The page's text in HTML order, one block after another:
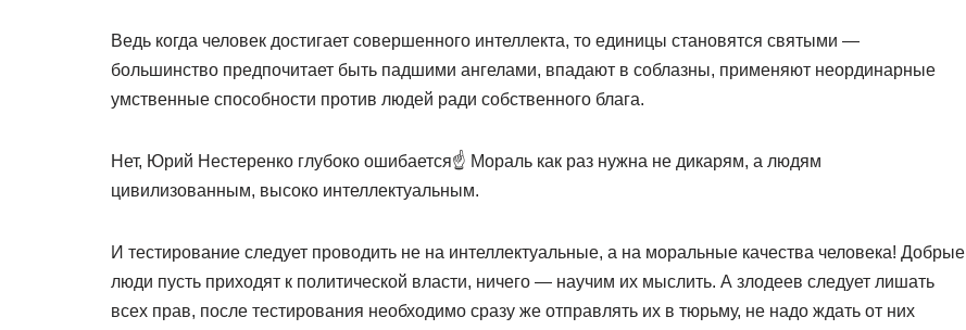
Ведь когда человек достигает совершенного интеллекта, то единицы становятся святыми —
большинство предпочитает быть падшими ангелами, впадают в соблазны, применяют неординарные
умственные способности против людей ради собственного блага.
Нет, Юрий Нестеренко глубоко ошибается☝️ Мораль как раз нужна не дикарям, а людям
цивилизованным, высоко интеллектуальным.
И тестирование следует проводить не на интеллектуальные, а на моральные качества человека! Добрые
люди пусть приходят к политической власти, ничего — научим их мыслить. А злодеев следует лишать
всех прав, после тестирования необходимо сразу же отправлять их в тюрьму, не надо ждать от них